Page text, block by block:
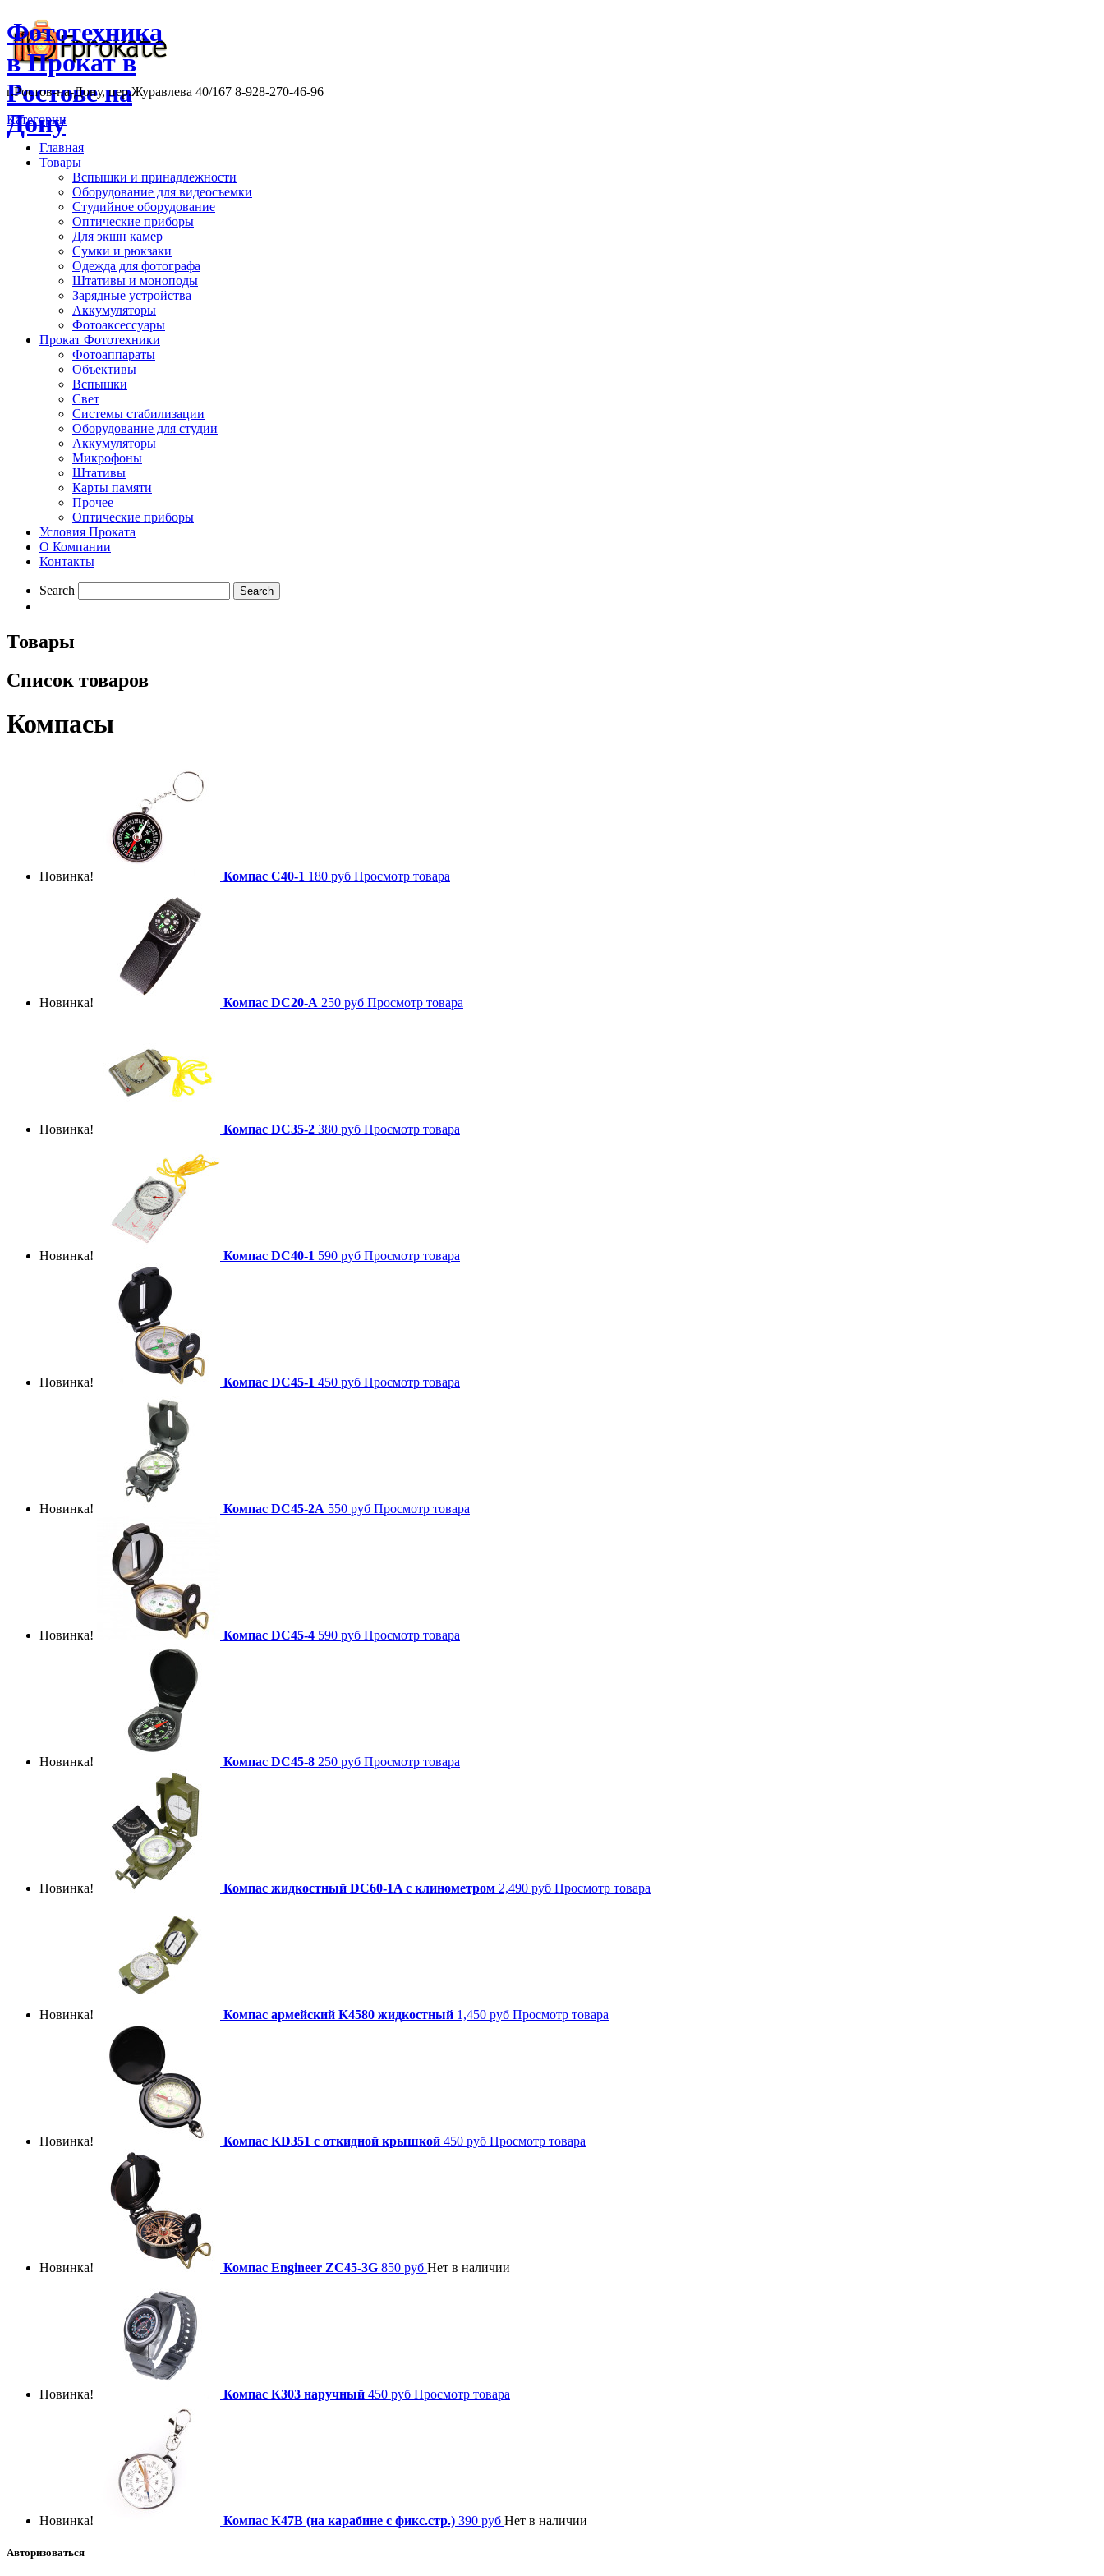
Фототехника
в Прокат в
Ростове на
Дону
г.Ростов-на-Дону, пер.Журавлева 40/167 8-928-270-46-96
Категории
Главная
Товары
Вспышки и принадлежности
Оборудование для видеосъемки
Студийное оборудование
Оптические приборы
Для экшн камер
Сумки и рюкзаки
Одежда для фотографа
Штативы и моноподы
Зарядные устройства
Аккумуляторы
Фотоаксессуары
Прокат Фототехники
Фотоаппараты
Объективы
Вспышки
Свет
Системы стабилизации
Оборудование для студии
Aккумуляторы
Микрофоны
Штативы
Карты памяти
Прочее
Оптические приборы
Условия Проката
О Компании
Контакты
Search
Товары
Список товаров
Компасы
Новинка! Компас C40-1 180 руб Просмотр товара
Новинка! Компас DC20-A 250 руб Просмотр товара
Новинка! Компас DC35-2 380 руб Просмотр товара
Новинка! Компас DC40-1 590 руб Просмотр товара
Новинка! Компас DC45-1 450 руб Просмотр товара
Новинка! Компас DC45-2A 550 руб Просмотр товара
Новинка! Компас DC45-4 590 руб Просмотр товара
Новинка! Компас DC45-8 250 руб Просмотр товара
Новинка! Компас жидкостный DC60-1A с клинометром 2,490 руб Просмотр товара
Новинка! Компас армейский K4580 жидкостный 1,450 руб Просмотр товара
Новинка! Компас KD351 с откидной крышкой 450 руб Просмотр товара
Новинка! Компас Engineer ZC45-3G 850 руб Нет в наличии
Новинка! Компас К303 наручный 450 руб Просмотр товара
Новинка! Компас К47В (на карабине с фикс.стр.) 390 руб Нет в наличии
Авторизоваться